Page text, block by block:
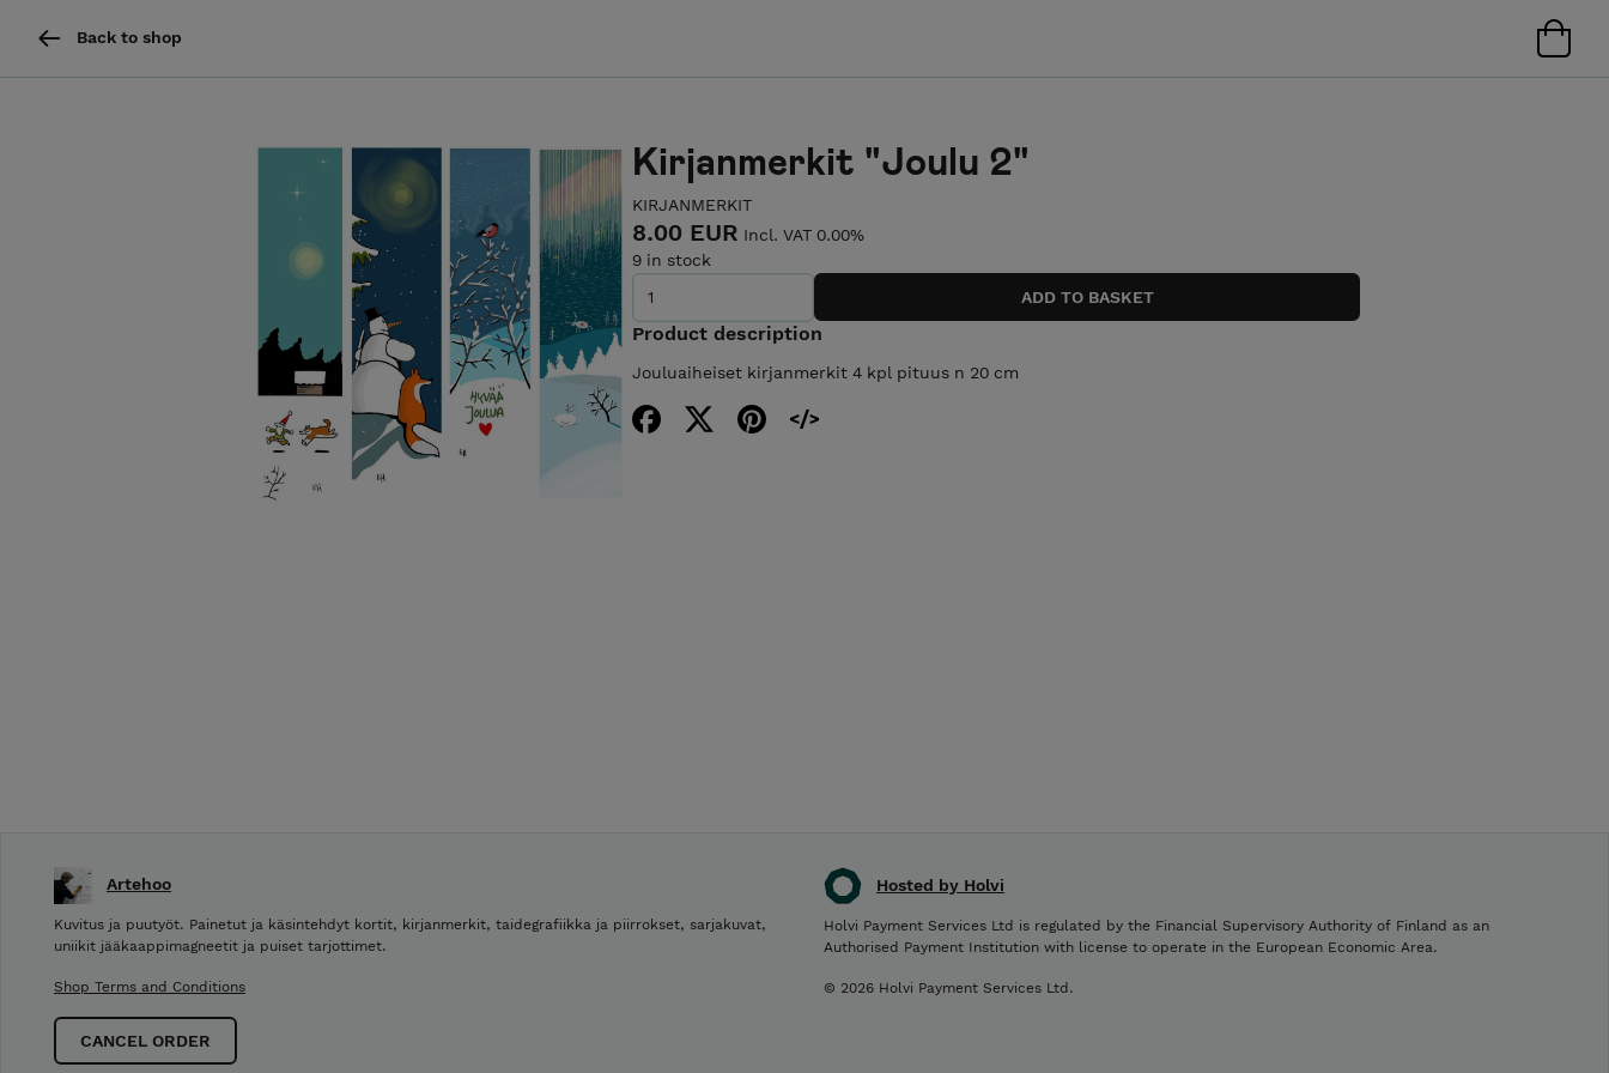
Back to shop
Kirjanmerkit "Joulu 2"
KIRJANMERKIT
8.00 EUR Incl. VAT 0.00%
9 in stock
Product description
Jouluaiheiset kirjanmerkit 4 kpl pituus n 20 cm
Hosted by Holvi
Holvi Payment Services Ltd is regulated by the Financial Supervisory Authority of Finland as an
Authorised Payment Institution with license to operate in the European Economic Area.
© 2026 Holvi Payment Services Ltd.
Artehoo
Kuvitus ja puutyöt. Painetut ja käsintehdyt kortit, kirjanmerkit, taidegrafiikka ja piirrokset, sarjakuvat,
uniikit jääkaappimagneetit ja puiset tarjottimet.
Shop Terms and Conditions
CANCEL ORDER